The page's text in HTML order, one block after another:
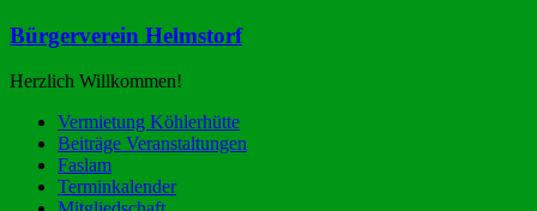
Zum
Inhalt
springen
Bürgerverein Helmstorf
Herzlich Willkommen!
Menü
Vermietung Köhlerhütte
Beiträge Veranstaltungen
Faslam
Terminkalender